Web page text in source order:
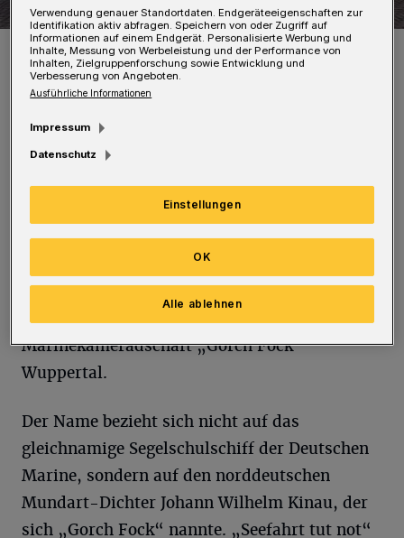
Gruppenfoto vor dem Bahnhof.
Foto: Harald Steinhage
Die Marinekameradschaft gehört wohl zu den
ältesten Vereinen im Tal. 1887 als
Marineverein Elberfeld gegründet, folgte 1893
der Marineverein Barmen. Nach dem Krieg
wurde der Verein 1957 neu gegründet und
erhielt den jetzigen Namen
Marinekameradschaft „Gorch Fock“
Wuppertal.
Der Name bezieht sich nicht auf das
gleichnamige Segelschulschiff der Deutschen
Marine, sondern auf den norddeutschen
Mundart-Dichter Johann Wilhelm Kinau, der
sich „Gorch Fock“ nannte. „Seefahrt tut not“
Verwendung genauer Standortdaten. Endgeräteeigenschaften zur
Identifikation aktiv abfragen. Speichern von oder Zugriff auf
Informationen auf einem Endgerät. Personalisierte Werbung und
Inhalte, Messung von Werbeleistung und der Performance von
Inhalten, Zielgruppenforschung sowie Entwicklung und
Verbesserung von Angeboten.
Ausführliche Informationen
Impressum
Datenschutz
Einstellungen
Alle ablehnen
OK